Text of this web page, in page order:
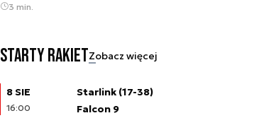
3 min.
Starty rakietZobacz więcej
8 SIE
16:00
Starlink (17-38)
Falcon 9